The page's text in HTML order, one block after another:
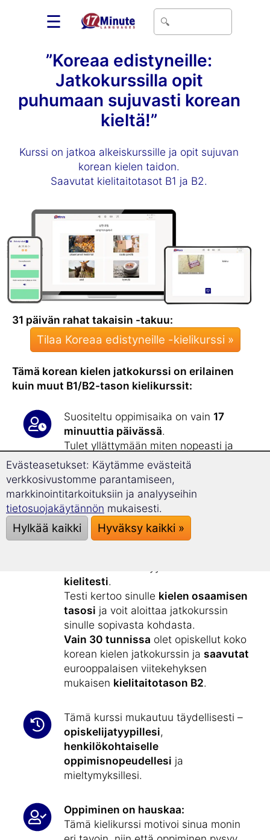
☰
”Koreaa edistyneille:
Jatkokurssilla opit
puhumaan sujuvasti korean
kieltä!”
Kurssi on jatkoa alkeiskurssille ja opit sujuvan
korean kielen taidon.
Saavutat kielitaitotasot B1 ja B2.
31 päivän rahat takaisin -takuu:
Tilaa Koreaa edistyneille -kielikurssi »
Tämä korean kielen jatkokurssi on erilainen
kuin muut B1/B2-tason kielikurssit:
Suositeltu oppimisaika on vain 17
minuuttia päivässä.
Tulet yllättymään miten nopeasti ja
tehokkaastilaajennat
sanavarastoasi! Jatkokurssilla opit
1 800 uutta sanaa.
Tämä jatkokurssi vahvistaa korean
kielen taitoasi, minkä olet saavuttanut
kielitesti.
Testi kertoo sinulle kielen osaamisen
tasosi ja voit aloittaa jatkokurssin
sinulle sopivasta kohdasta.
Vain 30 tunnissa olet opiskellut koko
korean kielen jatkokurssin ja saavutat
eurooppalaisen viitekehyksen
mukaisen kielitaitotason B2.
Tämä kurssi mukautuu täydellisesti –
opiskelijatyypillesi,
henkilökohtaiselle
oppimisnopeudellesi ja
mieltymyksillesi.
Oppiminen on hauskaa:
Tämä kielikurssi motivoi sinua monin
Evästeasetukset: Käytämme evästeitä
verkkosivustomme parantamiseen,
markkinointitarkoituksiin ja analyyseihin
tietosuojakäytännön mukaisesti.
Hylkää kaikki Hyväksy kaikki »